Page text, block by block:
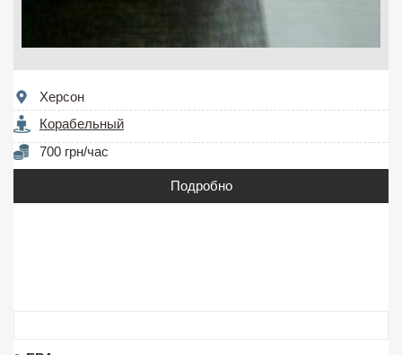
Херсон
Корабельный
700 грн/час
Подробно